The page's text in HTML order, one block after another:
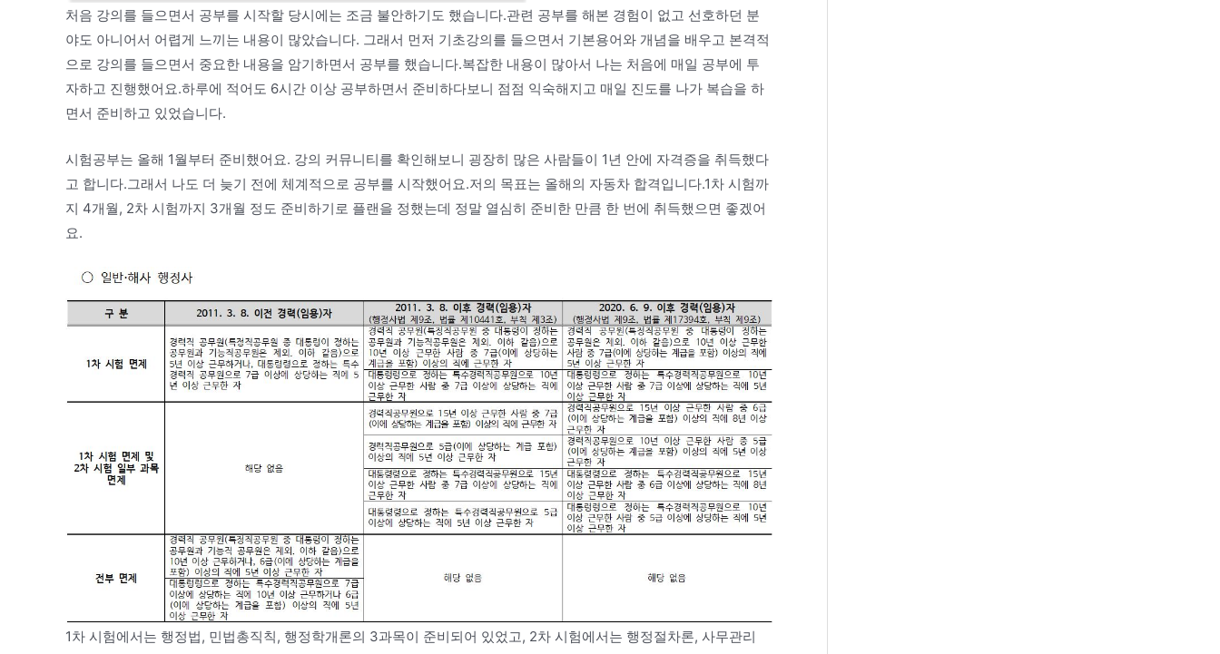
처음 강의를 들으면서 공부를 시작할 당시에는 조금 불안하기도 했습니다.관련 공부를 해본 경험이 없고 선호하던 분
야도 아니어서 어렵게 느끼는 내용이 많았습니다. 그래서 먼저 기초강의를 들으면서 기본용어와 개념을 배우고 본격적
으로 강의를 들으면서 중요한 내용을 암기하면서 공부를 했습니다.복잡한 내용이 많아서 나는 처음에 매일 공부에 투
자하고 진행했어요.하루에 적어도 6시간 이상 공부하면서 준비하다보니 점점 익숙해지고 매일 진도를 나가 복습을 하
면서 준비하고 있었습니다.
시험공부는 올해 1월부터 준비했어요. 강의 커뮤니티를 확인해보니 굉장히 많은 사람들이 1년 안에 자격증을 취득했다
고 합니다.그래서 나도 더 늦기 전에 체계적으로 공부를 시작했어요.저의 목표는 올해의 자동차 합격입니다.1차 시험까
지 4개월, 2차 시험까지 3개월 정도 준비하기로 플랜을 정했는데 정말 열심히 준비한 만큼 한 번에 취득했으면 좋겠어
요.
1차 시험에서는 행정법, 민법총직칙, 행정학개론의 3과목이 준비되어 있었고, 2차 시험에서는 행정절차론, 사무관리